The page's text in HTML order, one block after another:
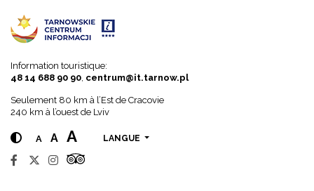
Information touristique:
48 14 688 90 90 centrum@it.tarnow.pl
Seulement 80 km à l’Est de Cracovie
240 km à l’ouest de Lviv
A A A LANGUE